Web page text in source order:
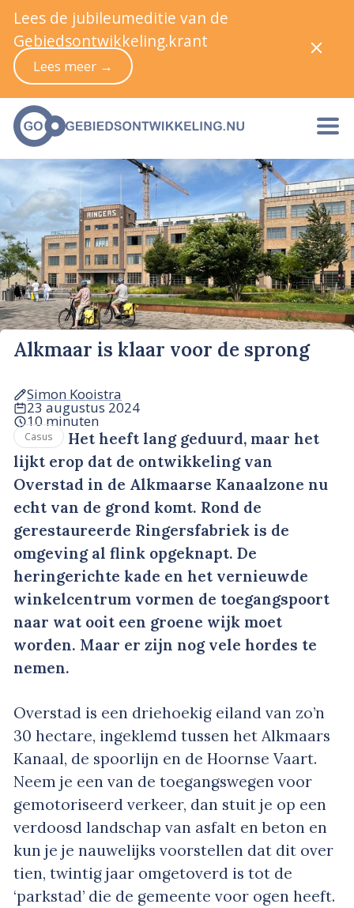
Alkmaar is klaar voor de sprong
Simon Kooistra
23 augustus 2024
10 minuten
Casus
Het heeft lang geduurd, maar het
lijkt erop dat de ontwikkeling van
Overstad in de Alkmaarse Kanaalzone nu
echt van de grond komt. Rond de
gerestaureerde Ringersfabriek is de
omgeving al flink opgeknapt. De
heringerichte kade en het vernieuwde
winkelcentrum vormen de toegangspoort
naar wat ooit een groene wijk moet
worden. Maar er zijn nog vele hordes te
nemen.
Overstad is een driehoekig eiland van zo’n
30 hectare, ingeklemd tussen het Alkmaars
Kanaal, de spoorlijn en de Hoornse Vaart.
Neem je een van de toegangswegen voor
gemotoriseerd verkeer, dan stuit je op een
verdoosd landschap van asfalt en beton en
kun je je nauwelijks voorstellen dat dit over
tien, twintig jaar omgetoverd is tot de
‘parkstad’ die de gemeente voor ogen heeft.
Lees de jubileumeditie van de
Gebiedsontwikkeling.krant
Lees meer →